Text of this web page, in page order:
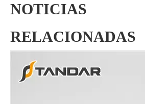
NOTICIAS
RELACIONADAS